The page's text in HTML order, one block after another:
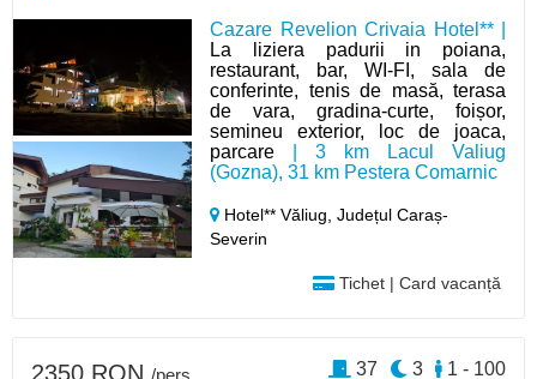
Cazare Revelion Crivaia Hotel** |
La liziera padurii in poiana,
restaurant, bar, WI-FI, sala de
conferinte, tenis de masă, terasa
de vara, gradina-curte, foișor,
semineu exterior, loc de joaca,
parcare | 3 km Lacul Valiug
(Gozna), 31 km Pestera Comarnic
Hotel** Văliug,Județul Caraș-
Severin
Tichet | Card vacanță
2350 RON /pers 1 - 100
3
37